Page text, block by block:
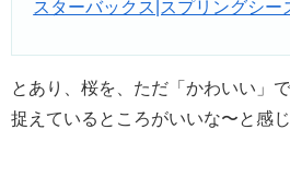
スターバックス|スプリングシー
とあり、桜を、ただ「かわいい」
捉えているところがいいな〜と感じ